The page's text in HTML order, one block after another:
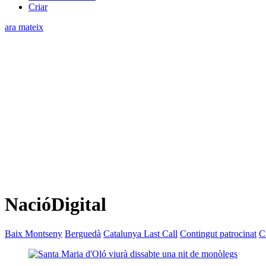
Criar
ara mateix
NacióDigital
Baix Montseny Berguedà Catalunya Last Call Contingut patrocinat